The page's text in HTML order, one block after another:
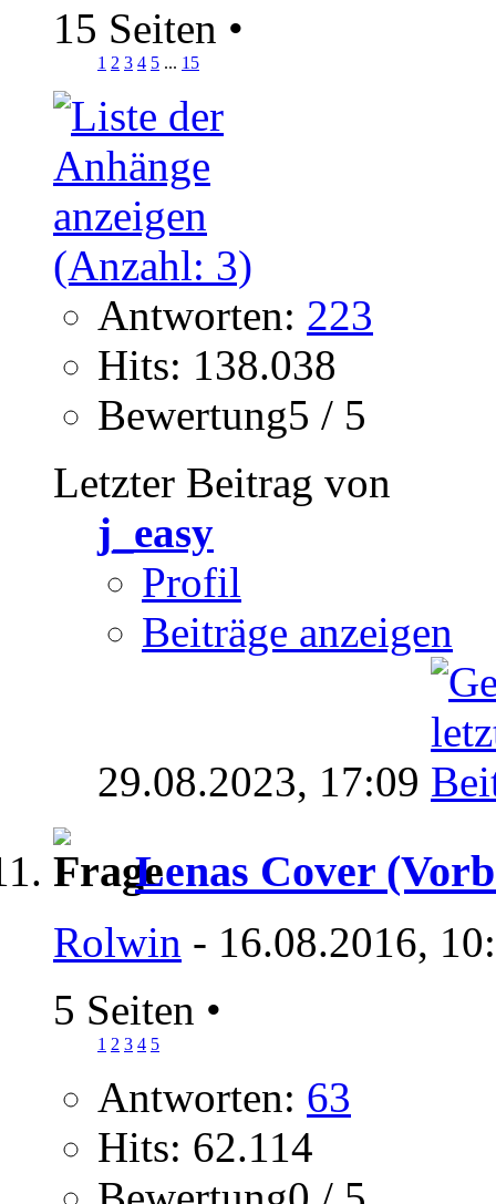
15 Seiten •
1 2 3 4 5 ... 15
Antworten: 223
Hits: 138.038
Bewertung5 / 5
Letzter Beitrag von
j_easy
Profil
Beiträge anzeigen
29.08.2023, 17:09
Lenas Cover
Rolwin - 16.08.2016,
5 Seiten •
1 2 3 4 5
Antworten: 63
Hits: 62.114